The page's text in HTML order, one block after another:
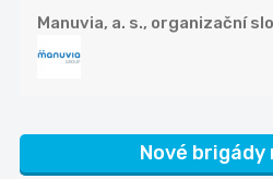
Manuvia, a. s., organizační
Nové brigády